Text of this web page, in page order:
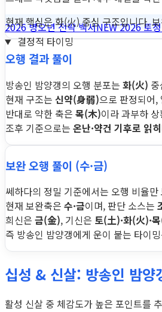
2026 병오년 전략 백서NEW 2026 토
결정적 타이밍
현재 핵심은 화(火) 중심 구조입니다.
오행 결과 풀이
방송인 밤양갱의 오행 분포는 화(火)
현재 구조는 신약(身弱)으로 판정되어,
반대로 약한 축은 목(木)이라 과부하
조후 기준으로는 온난·약건 기후로 읽
보완 오행 풀이 (수·금)
쎄하다의 정밀 기준에서는 오행 비율
현재 보완축은 수·금이며, 판단 소스는
희신은 금(金), 기신은 토(土)·화(火)·
즉 방송인 밤양갱에게 운이 붙는 타이
십성 & 신살: 방송인 밤양
활성 신살 중 체감도가 높은 포인트를